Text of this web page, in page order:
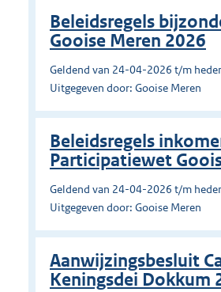
Beleidsregels
Gooise Meren 2026
Geldend van 24-04-2026 t/m
Uitgegeven door: Gooise Meren
Beleidsregels
Participatiewet
Geldend van 24-04-2026 t/m
Uitgegeven door: Gooise Meren
Aanwijzingsbesluit
Keningsdei Dokkum